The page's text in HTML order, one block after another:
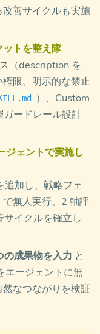
善サイクルも実施
トを整え隊
（description を
権限、明示的な禁止
）、Custom
ードレール設計
ジェントで実施し
加し、戦略フェ
で無人実行。2 軸評
イクルを確立し
の成果物を入力 と
エージェントに無
なつながりを検証